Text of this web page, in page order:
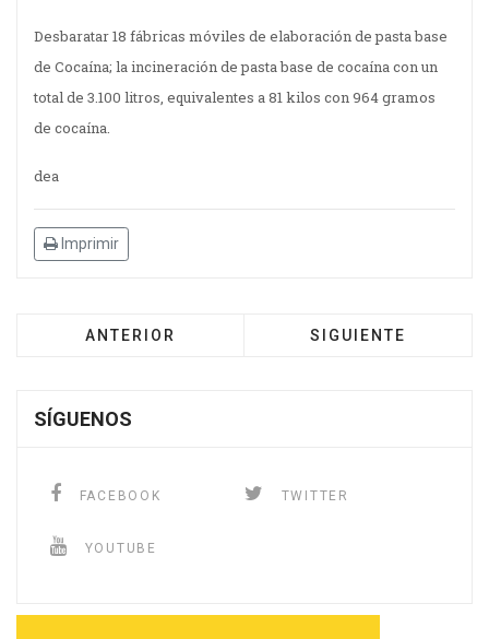
Desbaratar 18 fábricas móviles de elaboración de pasta base
de Cocaína; la incineración de pasta base de cocaína con un
total de 3.100 litros, equivalentes a 81 kilos con 964 gramos
de cocaína.
dea
Imprimir
ANTERIOR SIGUIENTE
SÍGUENOS
FACEBOOK TWITTER
YOUTUBE